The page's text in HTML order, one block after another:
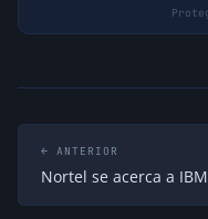
← ANTERIOR
Nortel se acerca a IBM